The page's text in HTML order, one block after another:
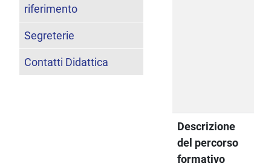
Descrizione
del percorso
formativo
riferimento
Segreterie
Contatti Didattica